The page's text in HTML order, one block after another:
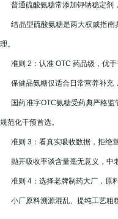
普通硫酸氨糖常添加钾钠稳定剂
结晶型硫酸氨糖是两大权威指南
理。
准则 2：认准 OTC 药品级，优于
保健品氨糖仅适合日常营养补充
国药准字OTC氨糖受药典严格监
规范化干预首选。
准则 3：看真实吸收数据，拒绝
抛开吸收率谈含量毫无意义，中
准则 4：选择老牌制药大厂，原
小厂原料溯源混乱、提纯工艺粗